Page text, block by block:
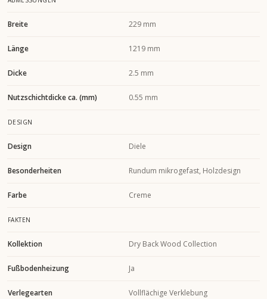
Breite 229 mm
Länge 1219 mm
Dicke 2.5 mm
Nutzschichtdicke ca. (mm) 0.55 mm
DESIGN
Design Diele
Besonderheiten Rundum mikrogefast, Holzdesign
Farbe Creme
FAKTEN
Kollektion Dry Back Wood Collection
Fußbodenheizung Ja
Verlegearten Vollflächige Verklebung